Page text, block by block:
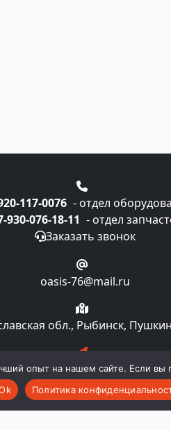
117-0076 - отдел
930-076-18-11 - отдел
Заказать звонок
oasis-76@mail.ru
обл., Рыбинск,
Подписка на рассылку
опыт на нашем сайте. Если вы
Политика